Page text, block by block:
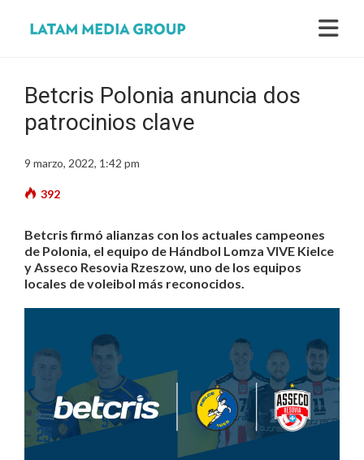
Betcris Polonia anuncia dos
patrocinios clave
9 marzo, 2022, 1:42 pm
392
Betcris firmó alianzas con los actuales campeones
de Polonia, el equipo de Hándbol Lomza VIVE Kielce
y Asseco Resovia Rzeszow, uno de los equipos
locales de voleibol más reconocidos.